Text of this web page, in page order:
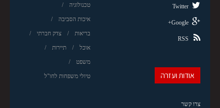
טכנולוגיה
איכות הסביבה
בריאות צדק חברתי
אוכל תיירות
משפט
טיולי משפחות לחו"ל
Twitter
Google+
RSS
אודות ועזרה
צרו קשר